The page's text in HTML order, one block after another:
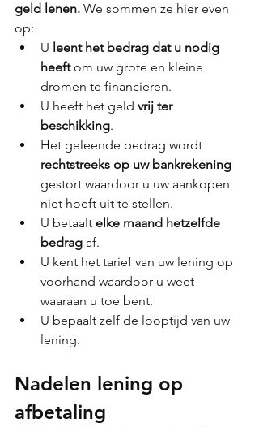
geld lenen. We sommen ze hier even
op:
U leent het bedrag dat u nodig
heeft om uw grote en kleine
dromen te financieren.
U heeft het geld vrij ter
beschikking.
Het geleende bedrag wordt
rechtstreeks op uw bankrekening
gestort waardoor u uw aankopen
niet hoeft uit te stellen.
U betaalt elke maand hetzelfde
bedrag af.
U kent het tarief van uw lening op
voorhand waardoor u weet
waaraan u toe bent.
U bepaalt zelf de looptijd van uw
lening.
Nadelen lening op
afbetaling